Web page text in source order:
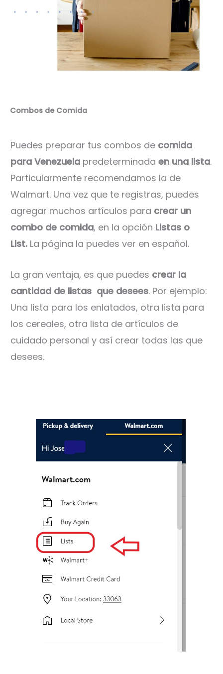
Combos de Comida
Puedes preparar tus combos de comida
para Venezuela predeterminada en una lista.
Particularmente recomendamos la de
Walmart. Una vez que te registras, puedes
agregar muchos artículos para crear un
combo de comida, en la opción Listas o
List. La página la puedes ver en español.
La gran ventaja, es que puedes crear la
cantidad de listas que desees. Por ejemplo:
Una lista para los enlatados, otra lista para
los cereales, otra lista de artículos de
cuidado personal y así crear todas las que
desees.